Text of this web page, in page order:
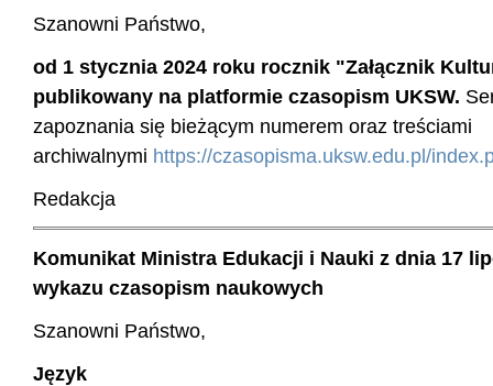
Szanowni Państwo,
od 1 stycznia 2024 roku rocznik "Załącznik
publikowany na platformie czasopism UKSW.
zapoznania się bieżącym numerem oraz treściami
archiwalnymi https://czasopisma.uksw.edu.pl/
Redakcja
Komunikat Ministra Edukacji i Nauki z dnia 17
wykazu czasopism naukowych
Szanowni Państwo,
Język